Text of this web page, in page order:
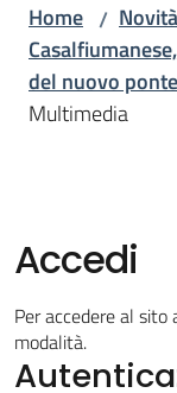
Amministrazione
Novità
Menu
Vivere
Casalfiumanese
Home / Novità
del nuovo
Multimedia
Accedi
Per accedere al
modalità.